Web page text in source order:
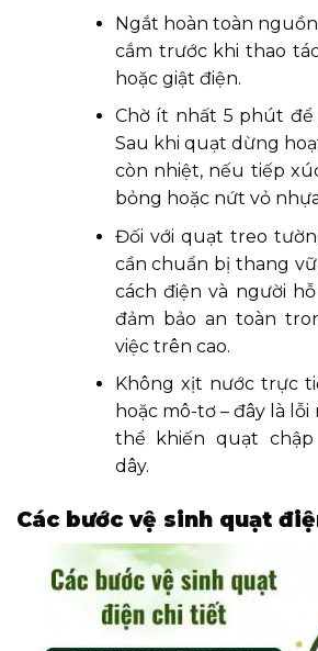
Ngắt hoàn toàn
cắm trước khi thao
hoặc giật điện.
Chờ ít nhất 5 phút để
Sau khi quạt dừng
còn nhiệt, nếu tiếp
bỏng hoặc nứt vỏ
Đối với quạt treo
cần chuẩn bị thang
cách điện và người
đảm bảo an toàn
việc trên cao.
Không xịt nước trực
hoặc mô-tơ – đây là
thể khiến quạt chập
dây.
Các bước vệ sinh quạt